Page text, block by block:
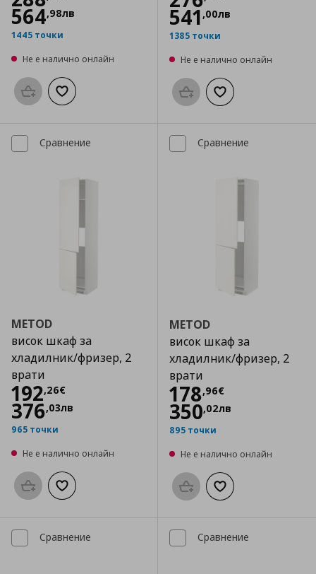
564,98лв
1445 точки
Не е налично онлайн
Προσθήκη στο καλάθι
Добави към списъка с любими
541 ,00лв
1385 точки
Не е налично онлайн
Προσθήκη στο καλάθι
Добави към
Сравнение
METOD
висок шкаф за
хладилник/фризер, 2
врати
192,26€
Цена
376,03лв
965 точки
Не е налично онлайн
Προσθήκη στο καλάθι
Добави към списъка с любими
Сравнение
METOD
висок шкаф за
хладилник/фризер, 2
врати
178,96€
Цена
350,02лв
895 точки
Не е налично онлайн
Προσθήκη στο καλάθι
Добави към
Сравнение Сравнение